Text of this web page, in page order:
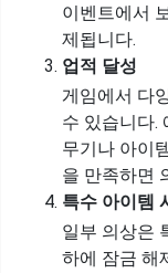
이벤트에서
제됩니다.
업적 달성
게임에서 다
수 있습니다.
무기나 아이
을 만족하면
특수 아이템
일부 의상은
하에 잠금 해